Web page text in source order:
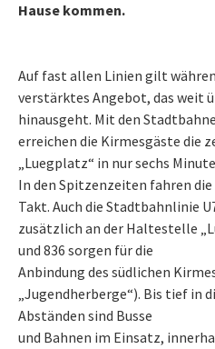
Hause kommen.
Auf fast allen Linien gilt
verstärktes Angebot, das weit
hinausgeht. Mit den
erreichen die Kirmesgäste die
„Luegplatz“ in nur sechs
In den Spitzenzeiten fahren
Takt. Auch die Stadtbahnlinie
zusätzlich an der Haltestelle
und 836 sorgen für die
Anbindung des südlichen
„Jugendherberge“). Bis tief in
Abständen sind Busse
und Bahnen im Einsatz,